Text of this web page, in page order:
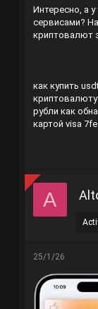
Интересно, а
сервисами?
криптовалют
как купить
рубли как
картой visa
A
25/1/26